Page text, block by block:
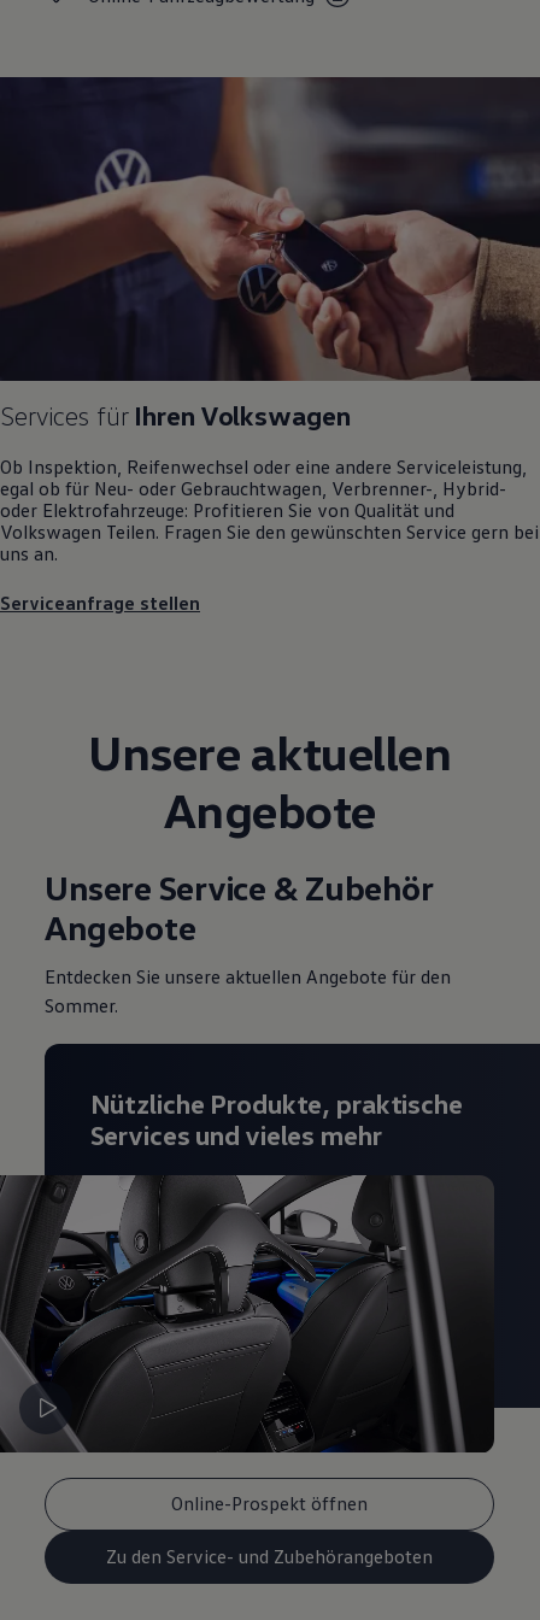
Economy Service
Modellspezifisches Zubehör
Schutz und Pflege
Transport
Entertainment und Elektronik
Individualisieren
Wallbox und Ladekabel
Digitale Extras
Dienste für Ihr Modell finden
Volkswagen Apps, Login und Shop
Handy und Fahrzeug verbinden
Updates für Software, Karten und Radio
Über Ihr Auto
Vorgängermodelle
Kundeninformationen
Warn- und Kontrollleuchten
Assistenzsysteme
Digitale Betriebsanleitung
Live Beratung
Transport
Services für Ihren Volkswagen
Ob Inspektion, Reifenwechsel oder eine andere Serviceleistung,
egal ob für Neu- oder Gebrauchtwagen , Verbrenner-, Hybrid-
oder Elektrofahrzeuge: Profitieren Sie von Qualität und
Volkswagen Teilen. Fragen Sie den gewünschten Service gern bei
uns an.
Serviceanfrage stellen
Unsere aktuellen
Angebote
Unsere Service & Zubehör
Angebote
Entdecken Sie unsere aktuellen Angebote für den
Sommer.
Online-Prospekt öffnen
Zu den Service- und Zubehörangeboten
Nützliche Produkte, praktische
Services und vieles mehr